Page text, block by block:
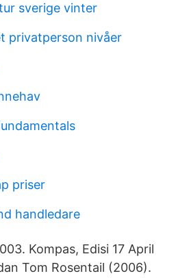
sverige vinter
privatperson nivåer
priser
handledare
Kompas, Edisi 17 April
Tom Rosentail (2006).